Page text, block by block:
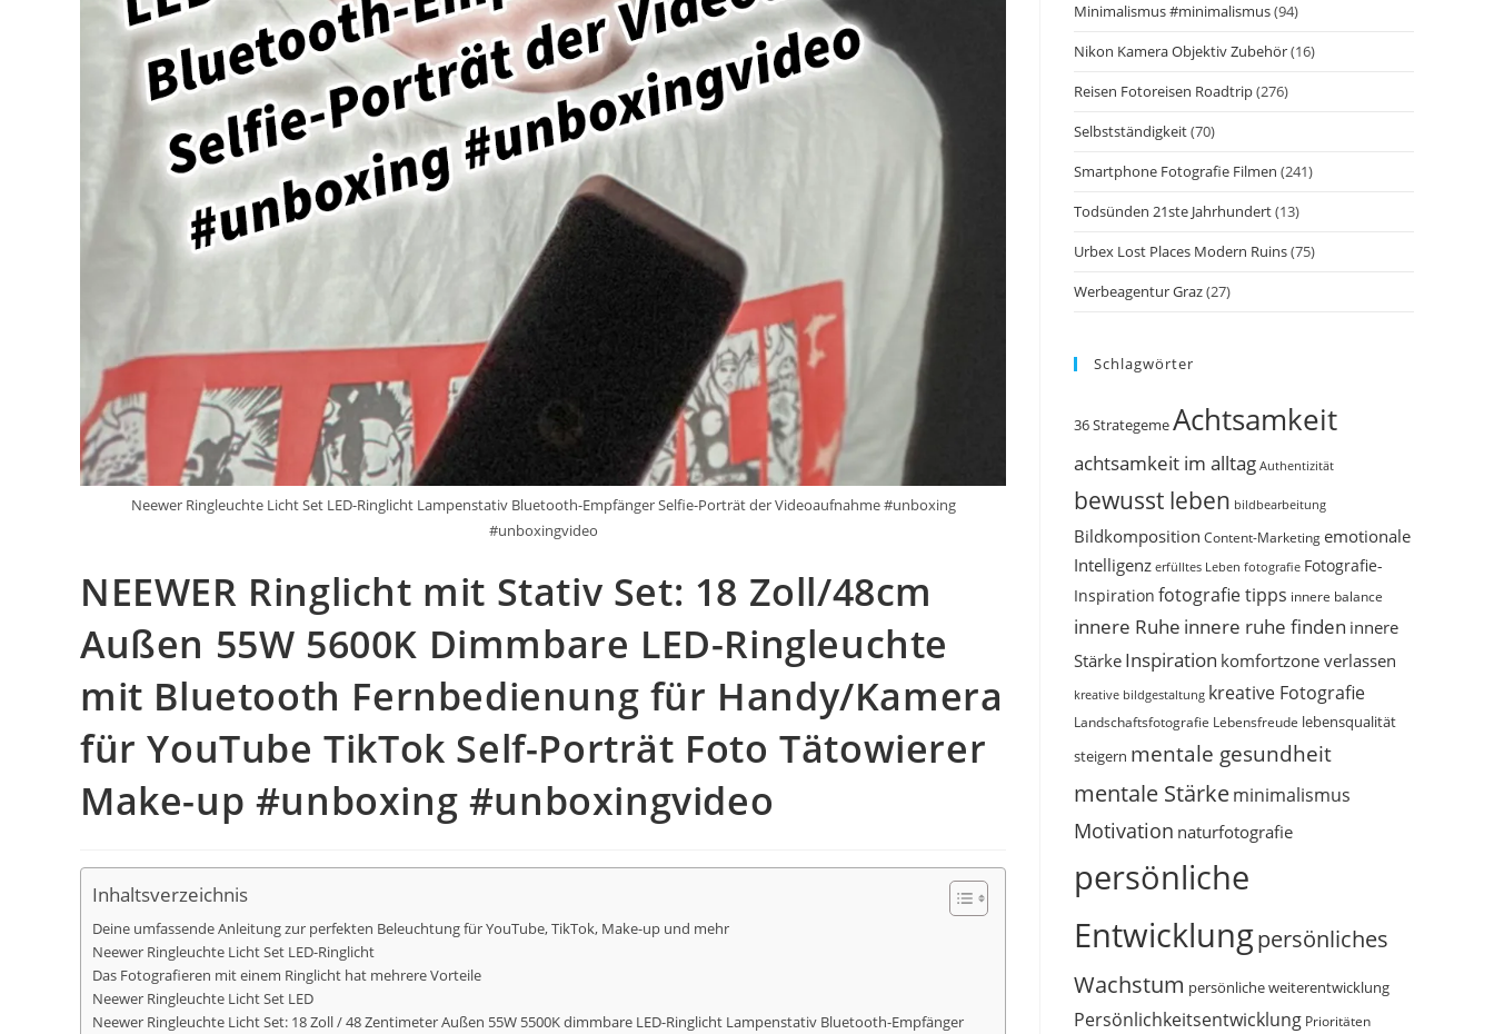
Neewer Ringleuchte Licht Set LED-Ringlicht Lampenstativ Bluetooth-Empfänger Selfie-Porträt der Videoaufnahme #unboxing
#unboxingvideo
NEEWER Ringlicht mit Stativ Set: 18 Zoll/48cm
Außen 55W 5600K Dimmbare LED-Ringleuchte
mit Bluetooth Fernbedienung für Handy/Kamera
für YouTube TikTok Self-Porträt Foto Tätowierer
Make-up #unboxing #unboxingvideo
Inhaltsverzeichnis
Deine umfassende Anleitung zur perfekten Beleuchtung für YouTube, TikTok, Make-up und mehr
Neewer Ringleuchte Licht Set LED-Ringlicht
Das Fotografieren mit einem Ringlicht hat mehrere Vorteile
Neewer Ringleuchte Licht Set LED
Neewer Ringleuchte Licht Set: 18 Zoll / 48 Zentimeter Außen 55W 5500K dimmbare LED-Ringlicht Lampenstativ Bluetooth-Empfänger
Minimalismus #minimalismus(94)
Nikon Kamera Objektiv Zubehör(16)
Reisen Fotoreisen Roadtrip(276)
Selbstständigkeit(70)
Smartphone Fotografie Filmen (241)
Todsünden 21ste Jahrhundert(13)
Urbex Lost Places Modern Ruins(75)
Werbeagentur Graz(27)
Schlagwörter
36 StrategemeAchtsamkeit
achtsamkeit im alltag Authentizität
bewusst leben bildbearbeitung
Bildkomposition Content-Marketingemotionale
Intelligenz erfülltes Leben fotografie Fotografie-
Inspiration fotografie tipps innere balance
innere Ruhe innere ruhe finden innere
Stärke Inspiration komfortzone verlassen
kreative bildgestaltung kreative Fotografie
Landschaftsfotografie Lebensfreude lebensqualität
steigern mentale gesundheit
mentale Stärkeminimalismus
Motivation naturfotografie
persönliche
Entwicklungpersönliches
Wachstum persönliche weiterentwicklung
Persönlichkeitsentwicklung Prioritäten